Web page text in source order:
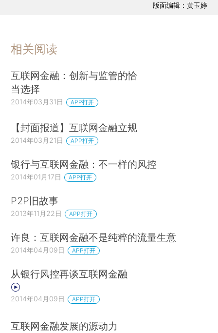
版面编辑：黄玉婷
相关阅读
互联网金融：创新与监管的恰
当选择
2014年03月31日 APP打开
【封面报道】互联网金融立规
2014年03月21日 APP打开
银行与互联网金融：不一样的风控
2014年01月17日 APP打开
P2P旧故事
2013年11月22日 APP打开
许良：互联网金融不是纯粹的流量生意
2014年04月09日 APP打开
从银行风控再谈互联网金融
2014年04月09日 APP打开
互联网金融发展的源动力